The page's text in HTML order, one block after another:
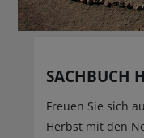
SACHBUCH
Freuen Sie sich
Herbst mit den